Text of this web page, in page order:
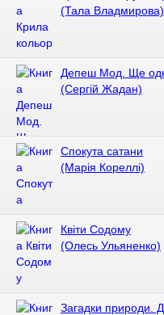
(Тала Владмирова)
Депеш Мод. Ще
(Сергій Жадан)
Спокута сатани
(Марія Кореллі)
Квiти Содому
(Олесь Ульяненко)
Загадки природи.